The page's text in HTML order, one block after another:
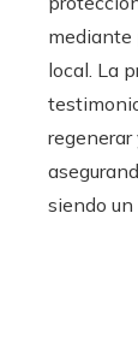
mediante
local. La
regenerar
siendo un